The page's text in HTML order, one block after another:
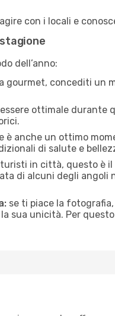
con i locali e
dell’anno:
gourmet, concediti un
ottimale durante
è anche un ottimo
di salute e
in città, questo è
di alcuni degli
se ti piace la
unicità. Per